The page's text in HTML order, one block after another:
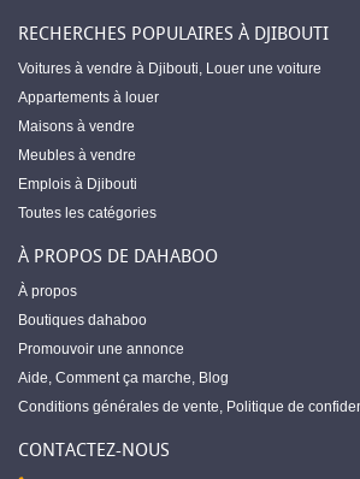
RECHERCHES POPULAIRES À DJIBOUTI
Voitures à vendre à Djibouti, Louer une voiture
Appartements à louer
Maisons à vendre
Meubles à vendre
Emplois à Djibouti
Toutes les catégories
À PROPOS DE DAHABOO
À propos
Boutiques dahaboo
Promouvoir une annonce
Aide, Comment ça marche, Blog
Conditions générales de vente, Politique de
CONTACTEZ-NOUS